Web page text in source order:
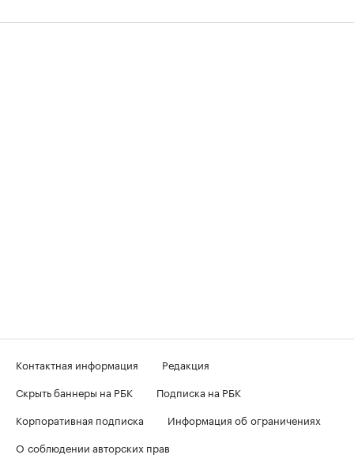
Контактная информация
Редакция
Скрыть баннеры на РБК
Подписка на РБК
Корпоративная подписка
Информация об ограничениях
О соблюдении авторских прав